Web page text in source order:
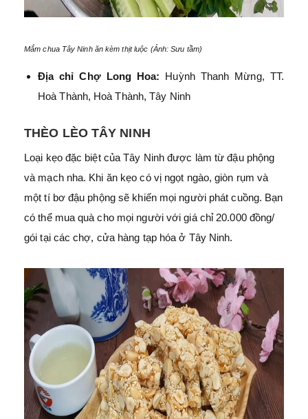
Mắm chua Tây Ninh ăn kèm thịt luộc (Ảnh: Sưu tầm)
Địa chỉ Chợ Long Hoa:
Huỳnh Thanh Mừng, TT.
Hoà Thành, Hoà Thành, Tây Ninh
THÈO LÈO TÂY NINH
Loại kẹo đặc biệt của Tây Ninh được làm từ đậu phộng
và mạch nha. Khi ăn kẹo có vị ngọt ngào, giòn rụm và
một tí bơ đậu phộng sẽ khiến mọi người phát cuồng. Bạn
có thể mua quà cho mọi người với giá chỉ 20.000 đồng/
gói tại các chợ, cửa hàng tạp hóa ở Tây Ninh.